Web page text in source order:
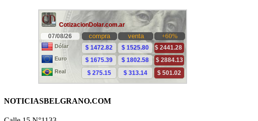
NOTICIASBELGRANO.COM